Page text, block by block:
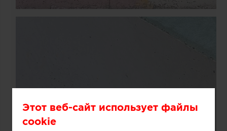
Этот веб-сайт использует файлы
cookie